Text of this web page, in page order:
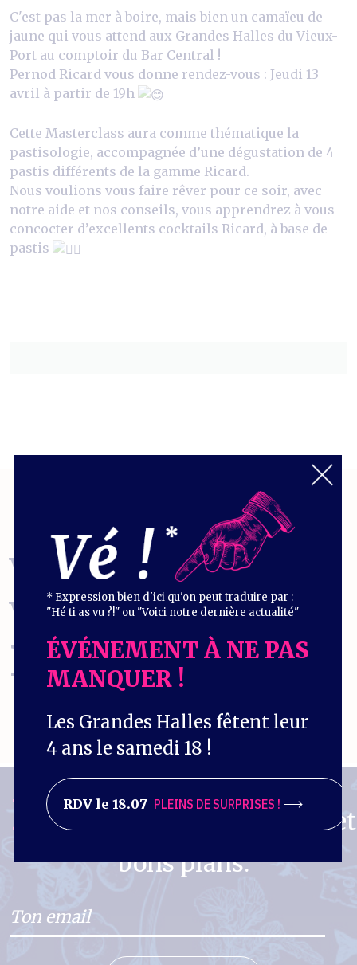
C'est pas la mer à boire, mais bien un camaïeu de
jaune qui vous attend aux Grandes Halles du Vieux-
Port au comptoir du Bar Central !
Pernod Ricard vous donne rendez-vous : Jeudi 13
avril à partir de 19h
Cette Masterclass aura comme thématique la
pastisologie, accompagnée d’une dégustation de 4
pastis différents de la gamme Ricard.
Nous voulions vous faire rêver pour ce soir, avec
notre aide et nos conseils, vous apprendrez à vous
concocter d’excellents cocktails Ricard, à base de
pastis
VOUS EN
VOULEZ
ENCORE?
La Gazette. Agenda et
bons plans.
* Expression bien d'ici qu'on peut traduire par :
"Hé ti as vu ?!" ou "Voici notre dernière actualité"
ÉVÉNEMENT À NE PAS
MANQUER !
Les Grandes Halles fêtent leur
4 ans le samedi 18 !
RDV le 18.07 PLEINS DE SURPRISES !